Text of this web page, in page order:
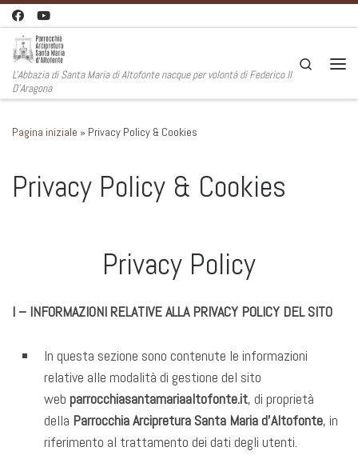
Passa al contenuto
L'Abbazia di Santa Maria di Altofonte nacque per volontà di Federico II
D'Aragona
Search
Pagina iniziale » Privacy Policy & Cookies
Privacy Policy & Cookies
Privacy Policy
I – INFORMAZIONI RELATIVE ALLA PRIVACY POLICY DEL SITO
In questa sezione sono contenute le informazioni
relative alle modalità di gestione del sito
web parrocchiasantamariaaltofonte.it, di proprietà
della Parrocchia Arcipretura Santa Maria d’Altofonte, in
riferimento al trattamento dei dati degli utenti.